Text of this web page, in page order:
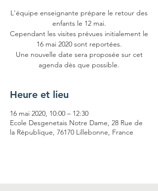
L'équipe enseignante prépare le retour des
enfants le 12 mai.
Cependant les visites prévues initialement le
16 mai 2020 sont reportées.
Une nouvelle date sera proposée sur cet
agenda dès que possible.
Heure et lieu
16 mai 2020, 10:00 – 12:30
Ecole Desgenetais Notre Dame, 28 Rue de
la République, 76170 Lillebonne, France